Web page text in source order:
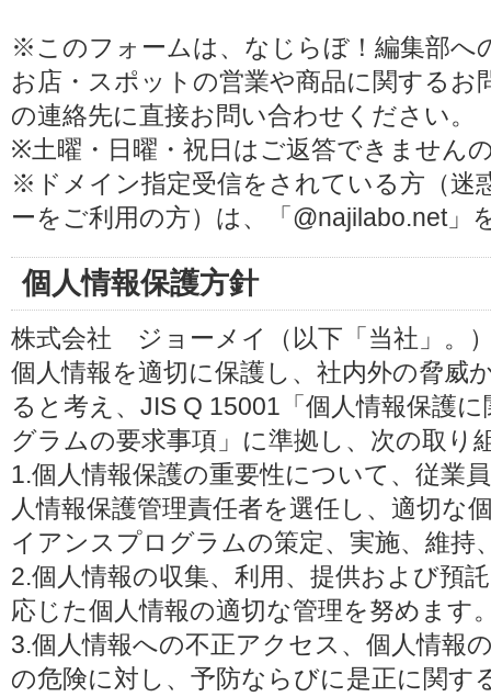
※このフォームは、なじらぼ！編集部へ
お店・スポットの営業や商品に関する
の連絡先に直接お問い合わせください。
※土曜・日曜・祝日はご返答できません
※ドメイン指定受信をされている方（迷
ーをご利用の方）は、「@najilabo.net」
個人情報保護方針
株式会社 ジョーメイ（以下「当社」。
個人情報を適切に保護し、社内外の脅威
ると考え、JIS Q 15001「個人情報保護
グラムの要求事項」に準拠し、次の取り
1.個人情報保護の重要性について、従業
人情報保護管理責任者を選任し、適切な
イアンスプログラムの策定、実施、維持
2.個人情報の収集、利用、提供および預
応じた個人情報の適切な管理を努めます
3.個人情報への不正アクセス、個人情報
の危険に対し、予防ならびに是正に関す